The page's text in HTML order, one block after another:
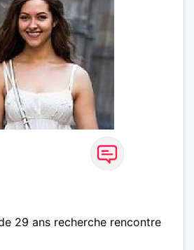
29 ans recherche rencontre